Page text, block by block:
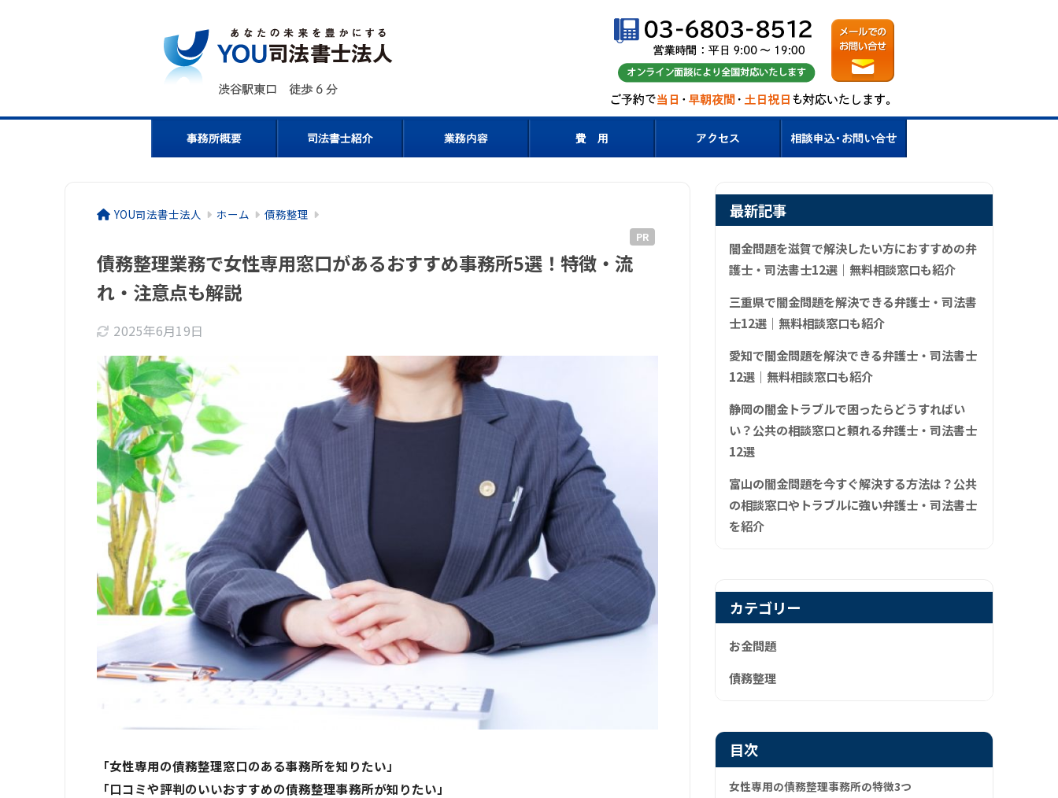
YOU司法書士法人 ホーム 債務整理
PR
債務整理業務で女性専用窓口があるおすすめ事務所5選！特徴・流
れ・注意点も解説
2025年6月19日
「女性専用の債務整理窓口のある事務所を知りたい」
「口コミや評判のいいおすすめの債務整理事務所が知りたい」
最新記事
闇金問題を滋賀で解決したい方におすすめの弁
護士・司法書士12選｜無料相談窓口も紹介
三重県で闇金問題を解決できる弁護士・司法書
士12選｜無料相談窓口も紹介
愛知で闇金問題を解決できる弁護士・司法書士
12選｜無料相談窓口も紹介
静岡の闇金トラブルで困ったらどうすればい
い？公共の相談窓口と頼れる弁護士・司法書士
12選
富山の闇金問題を今すぐ解決する方法は？公共
の相談窓口やトラブルに強い弁護士・司法書士
を紹介
カテゴリー
お金問題
債務整理
目次
女性専用の債務整理事務所の特徴3つ